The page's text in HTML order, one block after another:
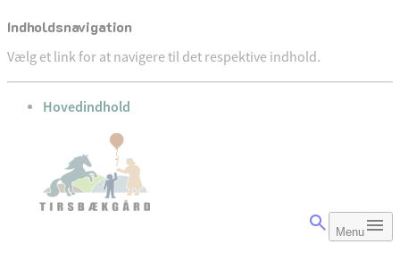
Indholdsnavigation
Vælg et link for at navigere til det respektive indhold.
gå til
Hovedindhold
Menu